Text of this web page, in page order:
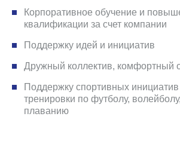
Корпоративное обучение и
квалификации за счет компании
Поддержку идей и инициатив
Дружный коллектив, комфортный
Поддержку спортивных
тренировки по футболу,
плаванию